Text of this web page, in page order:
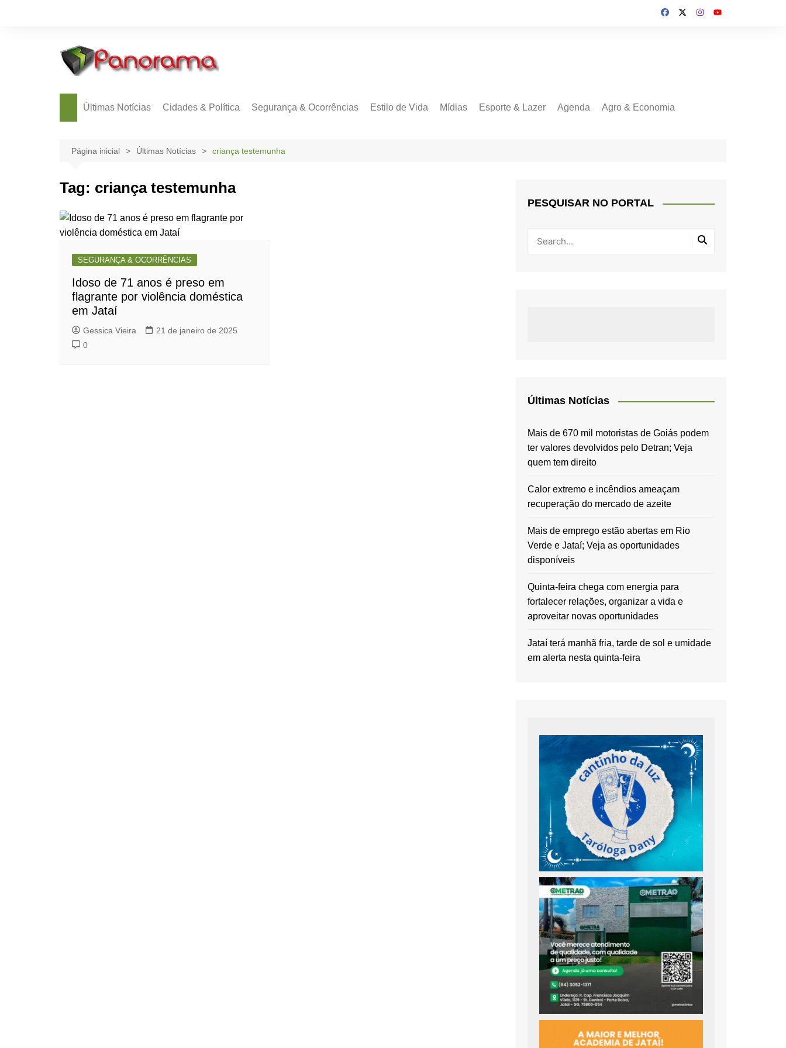
Últimas Notícias Cidades & Política Segurança & Ocorrências Estilo de Vida Mídias Esporte & Lazer Agenda Agro & Economia
Página inicial Últimas Notícias criança testemunha
Tag: criança testemunha
SEGURANÇA & OCORRÊNCIAS
Idoso de 71 anos é preso em
flagrante por violência doméstica
em Jataí
Gessica Vieira
21 de janeiro de 2025
0
PESQUISAR NO PORTAL
Últimas Notícias
Mais de 670 mil motoristas de Goiás podem
ter valores devolvidos pelo Detran; Veja
quem tem direito
Calor extremo e incêndios ameaçam
recuperação do mercado de azeite
Mais de emprego estão abertas em Rio
Verde e Jataí; Veja as oportunidades
disponíveis
Quinta-feira chega com energia para
fortalecer relações, organizar a vida e
aproveitar novas oportunidades
Jataí terá manhã fria, tarde de sol e umidade
em alerta nesta quinta-feira